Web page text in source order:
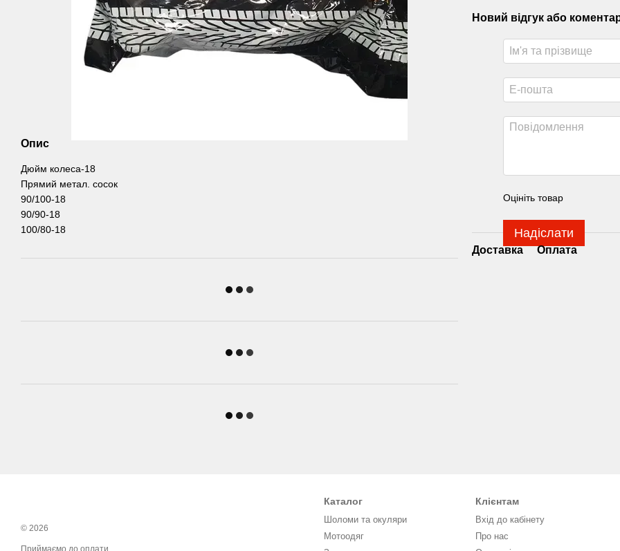
Опис
Дюйм колеса-18
Прямий метал. сосок
90/100-18
90/90-18
100/80-18
Новий відгук або
Оцініть товар
Надіслати
Доставка Оплата
© 2026
Каталог
Шоломи та окуляри
Мотоодяг
Клієнтам
Вхід до кабінету
Про нас